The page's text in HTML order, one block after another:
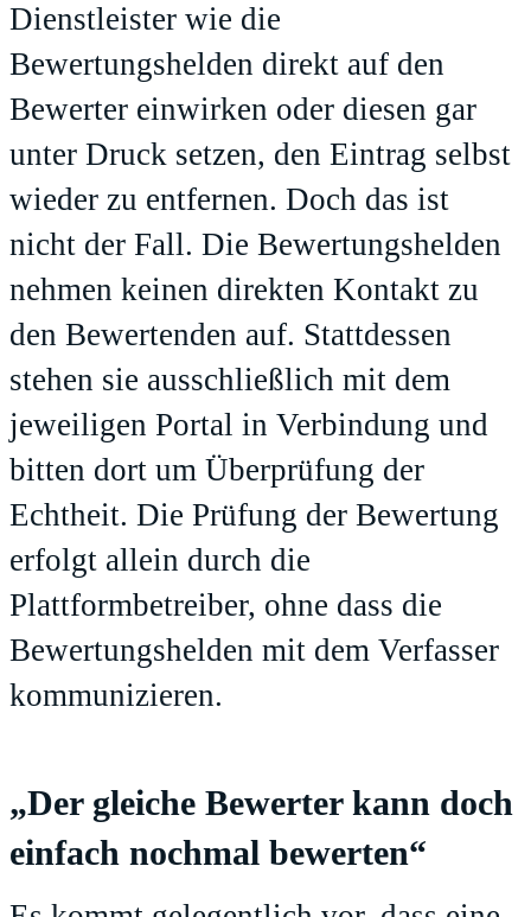
Dienstleister wie die
Bewertungshelden direkt auf den
Bewerter einwirken oder diesen gar
unter Druck setzen, den Eintrag selbst
wieder zu entfernen. Doch das ist
nicht der Fall. Die Bewertungshelden
nehmen keinen direkten Kontakt zu
den Bewertenden auf. Stattdessen
stehen sie ausschließlich mit dem
jeweiligen Portal in Verbindung und
bitten dort um Überprüfung der
Echtheit. Die Prüfung der Bewertung
erfolgt allein durch die
Plattformbetreiber, ohne dass die
Bewertungshelden mit dem Verfasser
kommunizieren.
„Der gleiche Bewerter kann doch
einfach nochmal bewerten“